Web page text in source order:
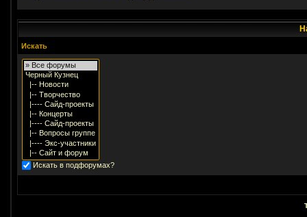
Искать
Искать в подфорумах?